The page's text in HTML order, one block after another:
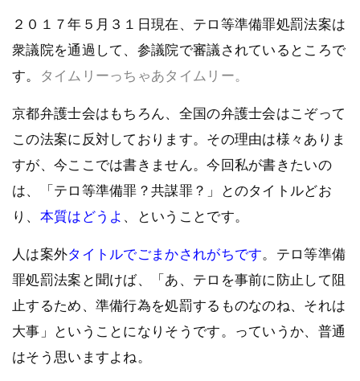
２０１７年５月３１日現在、テロ等準備罪処罰法案は
衆議院を通過して、参議院で審議されているところで
す。
タイムリーっちゃあタイムリー。
京都弁護士会はもちろん、全国の弁護士会はこぞって
この法案に反対しております。その理由は様々ありま
すが、今ここでは書きません。今回私が書きたいの
は、「テロ等準備罪？共謀罪？」とのタイトルどお
り、 本質はどうよ 、ということです。
人は案外タイトルでごまかされがちです。テロ等準備
罪処罰法案と聞けば、「あ、テロを事前に防止して阻
止するため、準備行為を処罰するものなのね、それは
大事」ということになりそうです。っていうか、普通
はそう思いますよね。